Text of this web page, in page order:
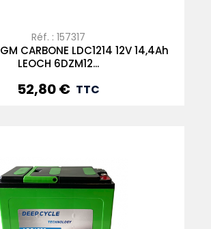
Réf. : 157317
CARBONE LDC1214 12V 14,4Ah
LEOCH 6DZM12...
Prix
52,80 € TTC